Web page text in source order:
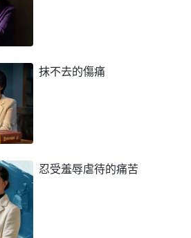
抹不去的傷痛
忍受羞辱虐待的痛苦